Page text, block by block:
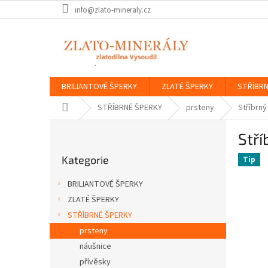
na
info@zlato-mineraly.cz
BRILIANTOVÉ ŠPERKY ZLATÉ ŠPERKY
Domů STŘÍBRNÉ ŠPERKY prsteny
kategorie
Kategorie
BRILIANTOVÉ ŠPERKY
ZLATÉ ŠPERKY
STŘÍBRNÉ ŠPERKY
prsteny
náušnice
přívěsky
Tip